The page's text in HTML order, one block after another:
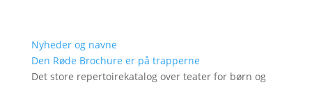
Nyheder og navne
Den Røde Brochure er på trapperne
Det store repertoirekatalog over teater for børn og